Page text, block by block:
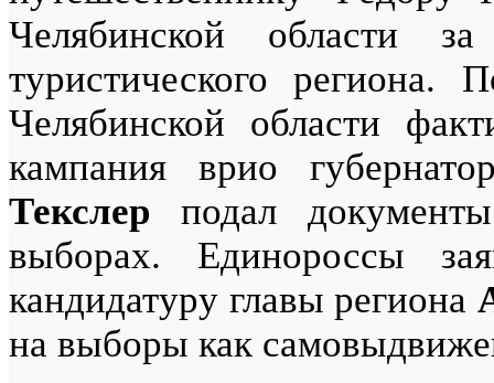
Челябинской области
туристического
Челябинской области
кампания врио
Текслер подал
выборах. Единороссы
кандидатуру главы региона
на выборы как